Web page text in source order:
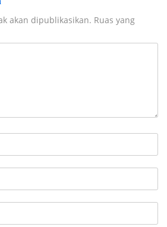
akan dipublikasikan. Ruas yang